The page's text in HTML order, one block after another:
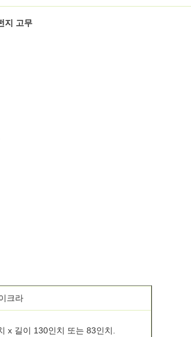
지 고무
크라
x 길이 130인치 또는 83인치.